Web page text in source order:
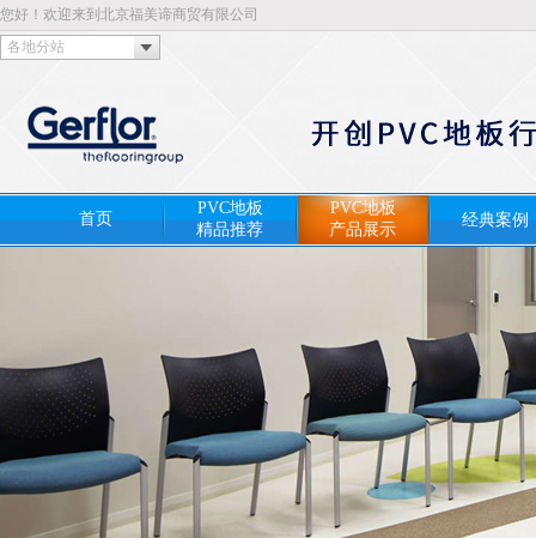
您好！欢迎来到北京福美谛商贸有限公司
各地分站
首页
PVC地板
精品推荐
PVC地板
产品展示
经典案例